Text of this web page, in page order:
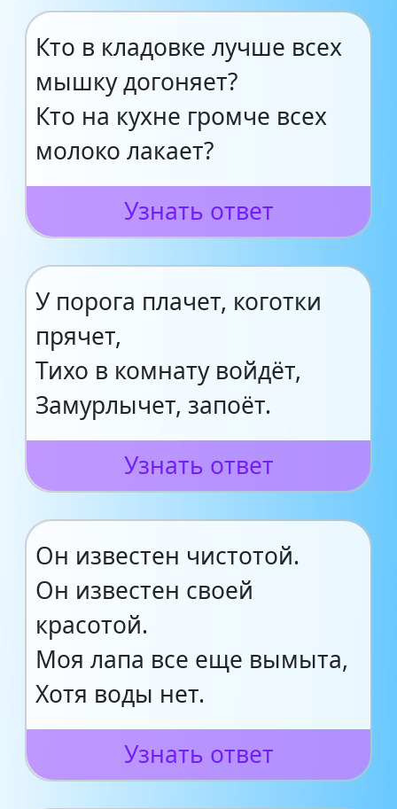
Кто в кладовке лучше всех
мышку догоняет?
Кто на кухне громче всех
молоко лакает?
Узнать ответ
У порога плачет, коготки
прячет,
Тихо в комнату войдёт,
Замурлычет, запоёт.
Узнать ответ
Он известен чистотой.
Он известен своей
красотой.
Моя лапа все еще вымыта,
Хотя воды нет.
Узнать ответ